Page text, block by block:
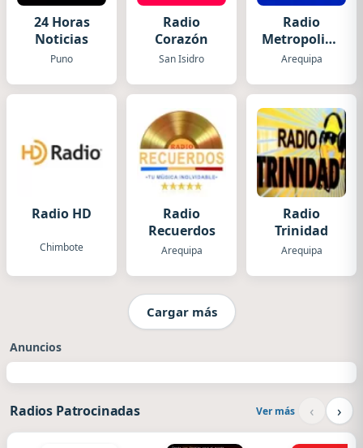
24 Horas
Noticias
Puno
Radio
Corazón
San Isidro
Radio
Metropolitana
Arequipa
Arequipa
Radio HD
Chimbote
Radio
Recuerdos
Arequipa
Radio
Trinidad
Arequipa
Cargar más
Anuncios
Radios Patrocinadas Ver más ‹ ›